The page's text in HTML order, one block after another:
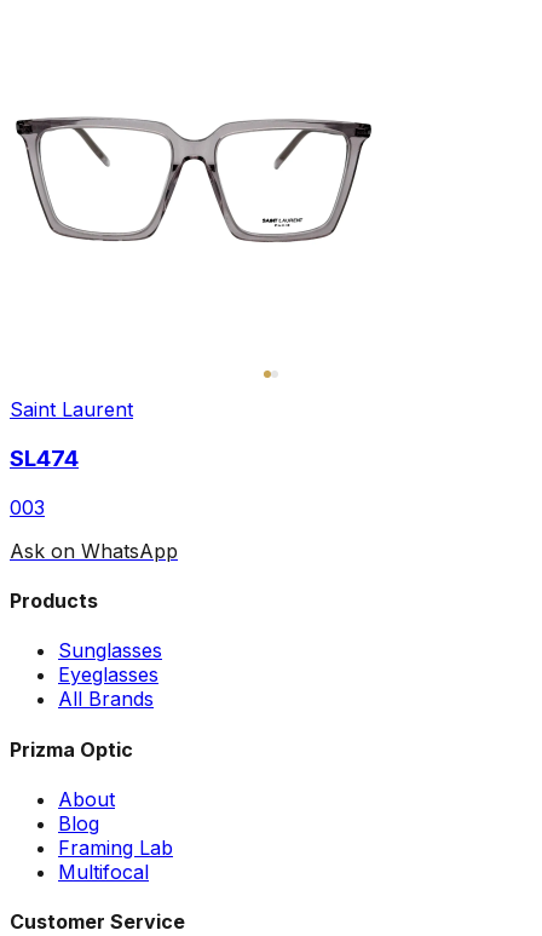
Saint Laurent
SL474
003
Ask on WhatsApp
Products
Sunglasses
Eyeglasses
All Brands
Prizma Optic
About
Blog
Framing Lab
Multifocal
Customer Service